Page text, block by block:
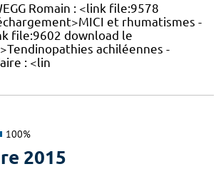
Romain : <link file:9578
et rhumatismes -
file:9602 download le
achiléennes -
: <lin
100%
2015